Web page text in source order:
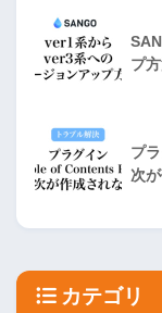
プ
プ
次
カテゴリ